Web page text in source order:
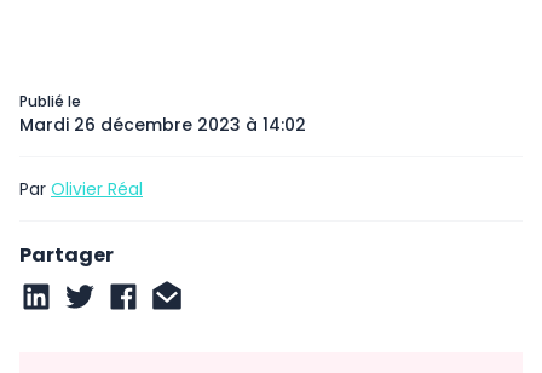
Publié le
Mardi 26 décembre 2023 à 14:02
Par Olivier Réal
Partager